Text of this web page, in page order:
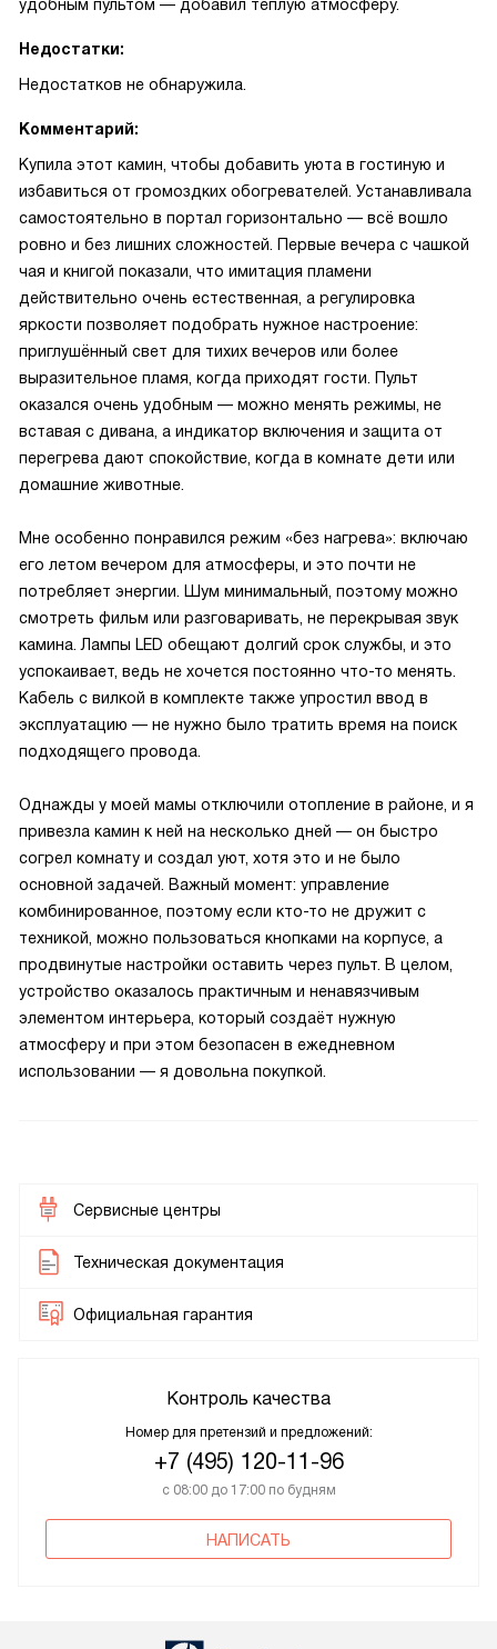
удобным пультом — добавил теплую атмосферу.
Недостатки:
Недостатков не обнаружила.
Комментарий:
Купила этот камин, чтобы добавить уюта в гостиную и
избавиться от громоздких обогревателей. Устанавливала
самостоятельно в портал горизонтально — всё вошло
ровно и без лишних сложностей. Первые вечера с чашкой
чая и книгой показали, что имитация пламени
действительно очень естественная, а регулировка
яркости позволяет подобрать нужное настроение:
приглушённый свет для тихих вечеров или более
выразительное пламя, когда приходят гости. Пульт
оказался очень удобным — можно менять режимы, не
вставая с дивана, а индикатор включения и защита от
перегрева дают спокойствие, когда в комнате дети или
домашние животные.
Мне особенно понравился режим «без нагрева»: включаю
его летом вечером для атмосферы, и это почти не
потребляет энергии. Шум минимальный, поэтому можно
смотреть фильм или разговаривать, не перекрывая звук
камина. Лампы LED обещают долгий срок службы, и это
успокаивает, ведь не хочется постоянно что-то менять.
Кабель с вилкой в комплекте также упростил ввод в
эксплуатацию — не нужно было тратить время на поиск
подходящего провода.
Однажды у моей мамы отключили отопление в районе, и я
привезла камин к ней на несколько дней — он быстро
согрел комнату и создал уют, хотя это и не было
основной задачей. Важный момент: управление
комбинированное, поэтому если кто-то не дружит с
техникой, можно пользоваться кнопками на корпусе, а
продвинутые настройки оставить через пульт. В целом,
устройство оказалось практичным и ненавязчивым
элементом интерьера, который создаёт нужную
атмосферу и при этом безопасен в ежедневном
использовании — я довольна покупкой.
Сервисные центры
Техническая документация
Официальная гарантия
Контроль качества
Номер для претензий и предложений:
+7 (495) 120-11-96
с 08:00 до 17:00 по будням
НАПИСАТЬ